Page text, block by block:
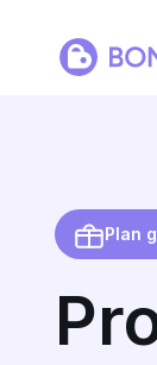
Plan